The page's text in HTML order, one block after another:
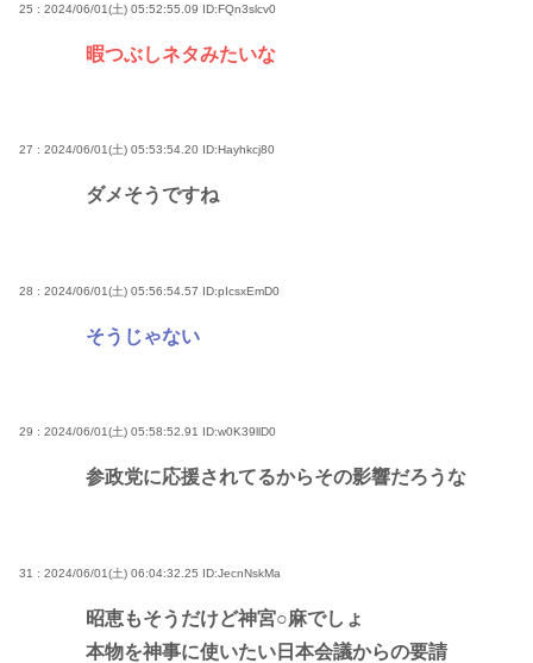
25 : 2024/06/01(土) 05:52:55.09 ID:FQn3slcv0
暇つぶしネタみたいな
27 : 2024/06/01(土) 05:53:54.20 ID:Hayhkcj80
ダメそうですね
28 : 2024/06/01(土) 05:56:54.57 ID:pIcsxEmD0
そうじゃない
29 : 2024/06/01(土) 05:58:52.91 ID:w0K39llD0
参政党に応援されてるからその影響だろうな
31 : 2024/06/01(土) 06:04:32.25 ID:JecnNskMa
昭恵もそうだけど神宮○麻でしょ
本物を神事に使いたい日本会議からの要請